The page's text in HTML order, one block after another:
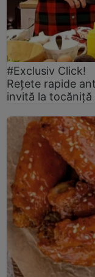
#Exclusiv Click!
Rețete rapide
invită la tocăniță